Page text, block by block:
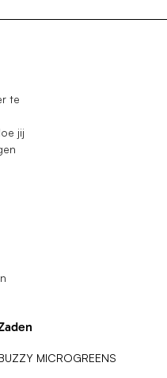
te
jij
MICROGREENS